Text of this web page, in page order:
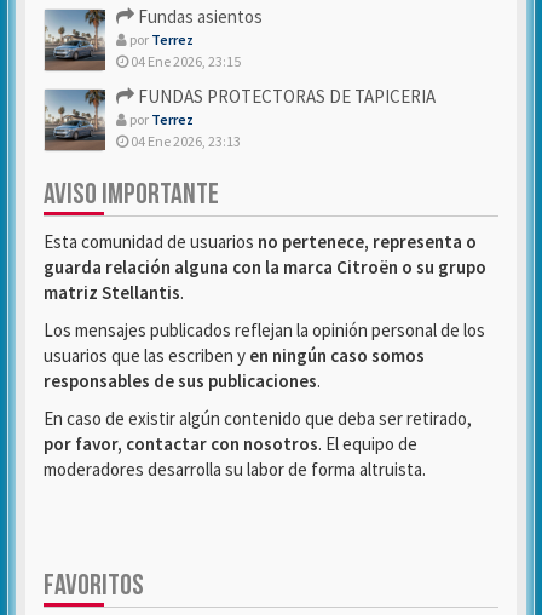
Fundas asientos
por Terrez
04 Ene 2026, 23:15
FUNDAS PROTECTORAS DE TAPICERIA
por Terrez
04 Ene 2026, 23:13
AVISO IMPORTANTE
Esta comunidad de usuarios no pertenece, representa o
guarda relación alguna con la marca Citroën o su grupo
matriz Stellantis.
Los mensajes publicados reflejan la opinión personal de los
usuarios que las escriben y en ningún caso somos
responsables de sus publicaciones.
En caso de existir algún contenido que deba ser retirado,
por favor, contactar con nosotros. El equipo de
moderadores desarrolla su labor de forma altruista.
FAVORITOS